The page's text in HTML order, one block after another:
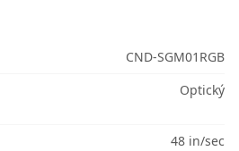
CND-SGM01RGB
Optický
48 in/sec